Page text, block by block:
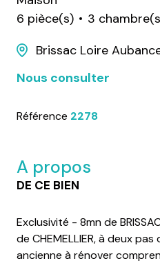
6 pièce(s)
3
Brissac Loire
Nous consulter
Référence 2278
A propos
DE CE BIEN
Exclusivité - 8mn de
de CHEMELLIER, à deux
ancienne à rénover